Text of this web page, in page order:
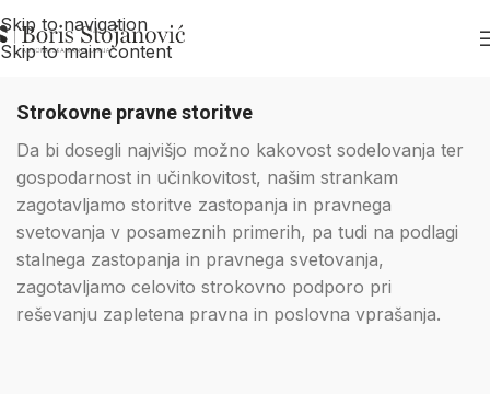
Skip to navigation
Skip to main content
Strokovne pravne storitve
Da bi dosegli najvišjo možno kakovost sodelovanja ter
gospodarnost in učinkovitost, našim strankam
zagotavljamo storitve zastopanja in pravnega
svetovanja v posameznih primerih, pa tudi na podlagi
stalnega zastopanja in pravnega svetovanja,
zagotavljamo celovito strokovno podporo pri
reševanju zapletena pravna in poslovna vprašanja.